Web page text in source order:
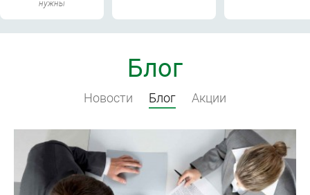
нужны
Блог
Новости Блог Акции